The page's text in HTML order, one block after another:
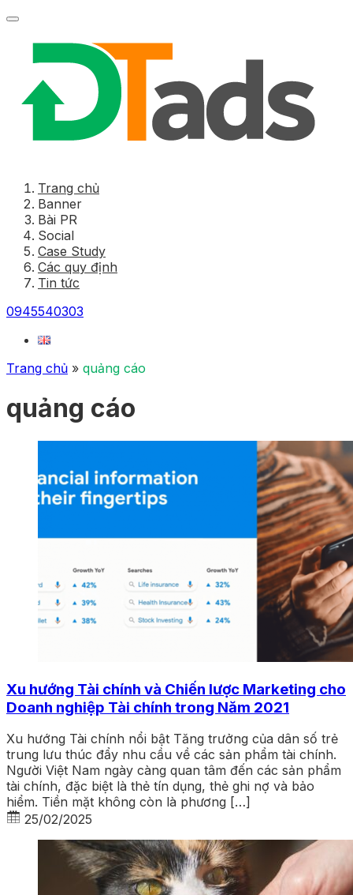
Trang chủ
Banner
Bài PR
Social
Case Study
Các quy định
Tin tức
0945540303
Trang chủ » quảng cáo
quảng cáo
Xu hướng Tài chính và Chiến lược Marketing cho
Doanh nghiệp Tài chính trong Năm 2021
Xu hướng Tài chính nổi bật Tăng trưởng của dân số trẻ
trung lưu thúc đẩy nhu cầu về các sản phẩm tài chính.
Người Việt Nam ngày càng quan tâm đến các sản phẩm
tài chính, đặc biệt là thẻ tín dụng, thẻ ghi nợ và bảo
hiểm. Tiền mặt không còn là phương […]
25/02/2025